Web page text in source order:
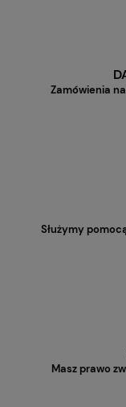
Zamówienia
Służymy
Masz prawo